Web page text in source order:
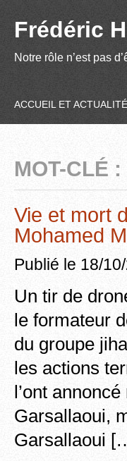
Frédéric
Notre rôle n’est pas
ACCUEIL ET ACTUALITÉ
MOT-CLÉ
Vie et mort
Mohamed
Publié le 18/
Un tir de
le formateur
du groupe
les actions
l’ont
Garsallaoui,
Garsallaoui